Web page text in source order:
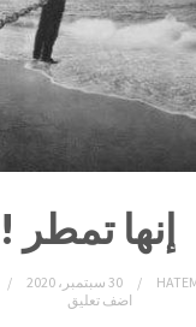
إنها تمطر !
30 سبتمبر، 2020
اضف تعليق